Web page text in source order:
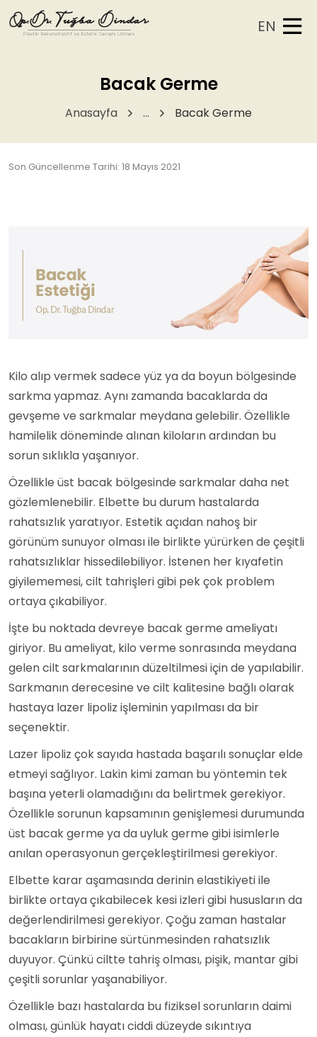
EN
Bacak Germe
Anasayfa ... Bacak Germe
Son Güncellenme Tarihi: 18 Mayıs 2021
Kilo alıp vermek sadece yüz ya da boyun bölgesinde
sarkma yapmaz. Aynı zamanda bacaklarda da
gevşeme ve sarkmalar meydana gelebilir. Özellikle
hamilelik döneminde alınan kiloların ardından bu
sorun sıklıkla yaşanıyor.
Özellikle üst bacak bölgesinde sarkmalar daha net
gözlemlenebilir. Elbette bu durum hastalarda
rahatsızlık yaratıyor. Estetik açıdan nahoş bir
görünüm sunuyor olması ile birlikte yürürken de çeşitli
rahatsızlıklar hissedilebiliyor. İstenen her kıyafetin
giyilememesi, cilt tahrişleri gibi pek çok problem
ortaya çıkabiliyor.
İşte bu noktada devreye bacak germe ameliyatı
giriyor. Bu ameliyat, kilo verme sonrasında meydana
gelen cilt sarkmalarının düzeltilmesi için de yapılabilir.
Sarkmanın derecesine ve cilt kalitesine bağlı olarak
hastaya lazer lipoliz işleminin yapılması da bir
seçenektir.
Lazer lipoliz çok sayıda hastada başarılı sonuçlar elde
etmeyi sağlıyor. Lakin kimi zaman bu yöntemin tek
başına yeterli olamadığını da belirtmek gerekiyor.
Özellikle sorunun kapsamının genişlemesi durumunda
üst bacak germe ya da uyluk germe gibi isimlerle
anılan operasyonun gerçekleştirilmesi gerekiyor.
Elbette karar aşamasında derinin elastikiyeti ile
birlikte ortaya çıkabilecek kesi izleri gibi hususların da
değerlendirilmesi gerekiyor. Çoğu zaman hastalar
bacakların birbirine sürtünmesinden rahatsızlık
duyuyor. Çünkü ciltte tahriş olması, pişik, mantar gibi
çeşitli sorunlar yaşanabiliyor.
Özellikle bazı hastalarda bu fiziksel sorunların daimi
olması, günlük hayatı ciddi düzeyde sıkıntıya